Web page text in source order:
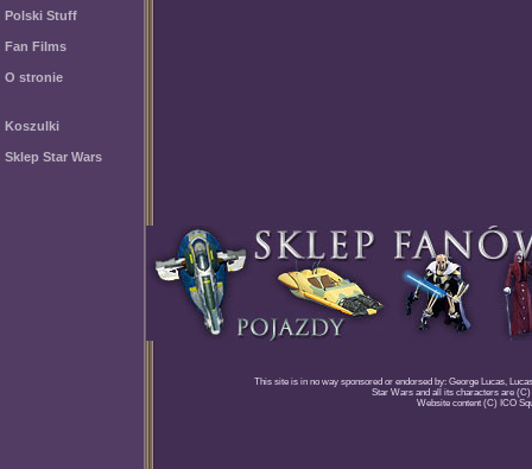
Polski Stuff
Fan Films
O stronie
Koszulki
Sklep Star Wars
This site is in no way sponsored or endorsed by: George Lucas,
Star Wars and all its characters are
Website content (C) ICO